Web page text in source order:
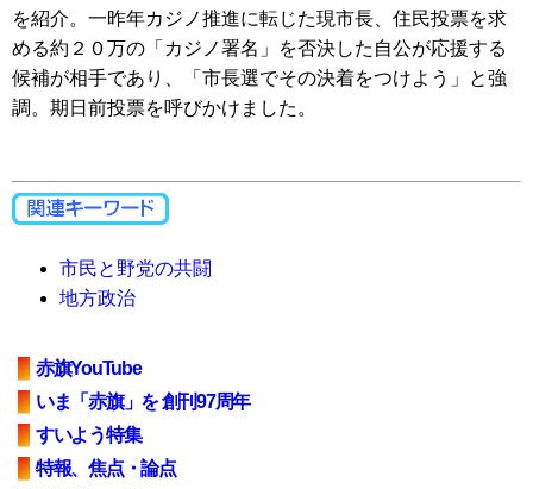
を紹介。一昨年カジノ推進に転じた現市長、住民投票を求
める約２０万の「カジノ署名」を否決した自公が応援する
候補が相手であり、「市長選でその決着をつけよう」と強
調。期日前投票を呼びかけました。
市民と野党の共闘
地方政治
赤旗YouTube
いま「赤旗」を 創刊97周年
すいよう特集
特報、焦点・論点